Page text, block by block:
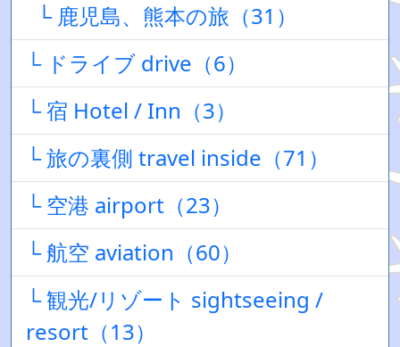
└ 鹿児島、熊本の旅（31）
└ ドライブ drive（6）
└ 宿 Hotel / Inn（3）
└ 旅の裏側 travel inside（71）
└ 空港 airport（23）
└ 航空 aviation（60）
└ 観光/リゾート sightseeing /
resort（13）